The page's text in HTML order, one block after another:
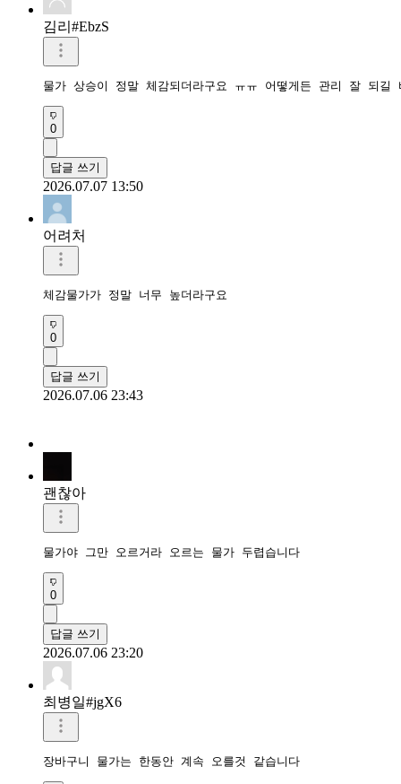
김리#EbzS
물가 상승이 정말 체감되더라구요 ㅠㅠ 어떻게든 관리 잘 되길
0
답글 쓰기
2026.07.07 13:50
어려처
체감물가가 정말 너무 높더라구요
0
답글 쓰기
2026.07.06 23:43
괜찮아
물가야 그만 오르거라 오르는 물가 두렵습니다
0
답글 쓰기
2026.07.06 23:20
최병일#jgX6
장바구니 물가는 한동안 계속 오를것 같습니다